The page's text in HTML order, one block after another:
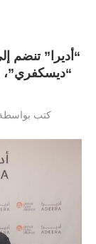
“أديرا” تنضم
“ديسكفري”،
كتب